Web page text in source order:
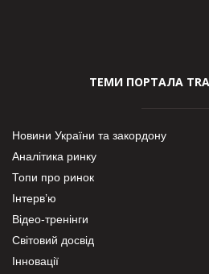
ТЕМИ ПОРТАЛА
Новини України та закордону
Аналітика ринку
Топи про ринок
Інтерв’ю
Відео-тренінги
Світовий досвід
Інновації